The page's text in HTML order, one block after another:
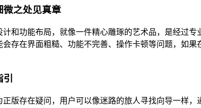
微之处见真章
和功能布局，就像一件精心雕琢的艺术品，是经过
存在界面粗糙、功能不完善、操作卡顿等问题，如
版存在疑问，用户可以像迷路的旅人寻找向导一样